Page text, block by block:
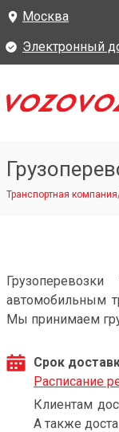
Москва
Электронный
Транспортная компания
автомобильным
Мы принимаем
Срок
Расписание
Клиентам
А также